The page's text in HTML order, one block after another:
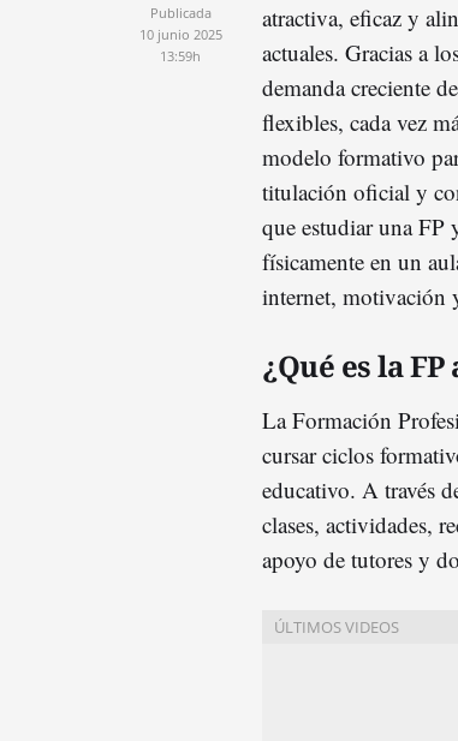
Publicada
10 junio 2025
13:59h
atractiva, eficaz y
actuales. Gracias a
demanda creciente
flexibles, cada vez
modelo formativo
titulación oficial y
que estudiar una FP
físicamente en un
internet, motivación
¿Qué es la
La Formación
cursar ciclos
educativo. A través
clases, actividades,
apoyo de tutores y